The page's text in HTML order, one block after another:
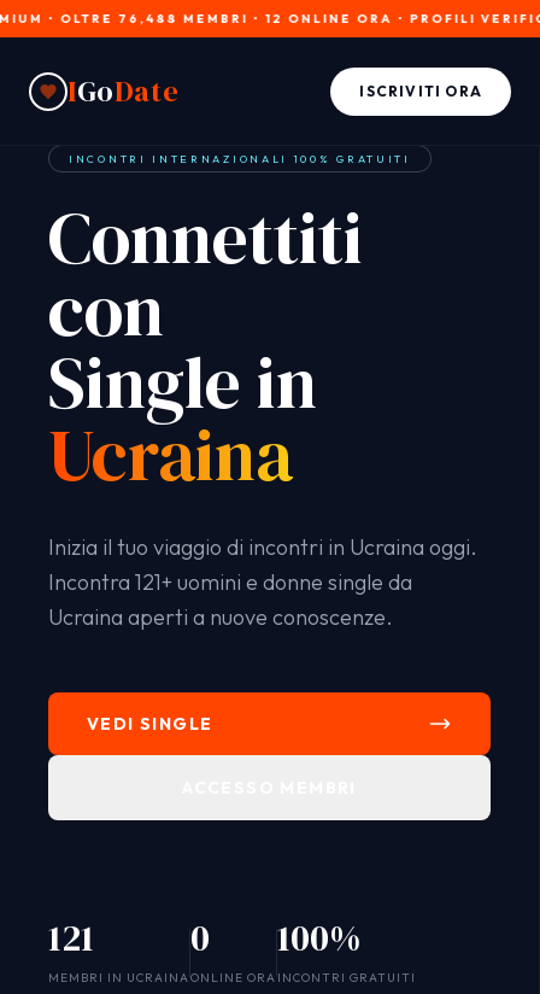
OLTRE 76,488 MEMBRI • 12 ONLINE ORA • PROFILI
IGoDate ISCRIVITI ORA
INCONTRI INTERNAZIONALI 100% GRATUITI
Connettiti
con
Single in
Ucraina
Inizia il tuo viaggio di incontri in Ucraina oggi.
Incontra 121+ uomini e donne single da
Ucraina aperti a nuove conoscenze.
VEDI SINGLE
121
MEMBRI IN UCRAINA
0
ONLINE ORA
100%
INCONTRI GRATUITI